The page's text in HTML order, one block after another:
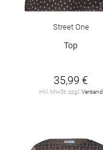
Street One
Top
35,99 €
inkl. MwSt. zzgl. Versand